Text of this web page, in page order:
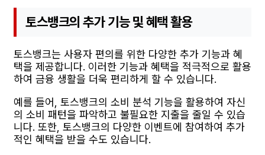
토스뱅크의 추가 기능 및 혜택 활용
토스뱅크는 사용자 편의를 위한 다양한 추가 기능과 혜
택을 제공합니다. 이러한 기능과 혜택을 적극적으로 활용
하여 금융 생활을 더욱 편리하게 할 수 있습니다.
예를 들어, 토스뱅크의 소비 분석 기능을 활용하여 자신
의 소비 패턴을 파악하고 불필요한 지출을 줄일 수 있습
니다. 또한, 토스뱅크의 다양한 이벤트에 참여하여 추가
적인 혜택을 받을 수도 있습니다.